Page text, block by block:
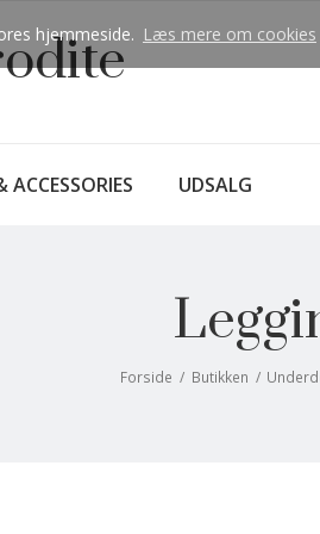
hjemmeside. Læs mere om cookies
ACCESSORIES UDSALG
Forside / Butikken /